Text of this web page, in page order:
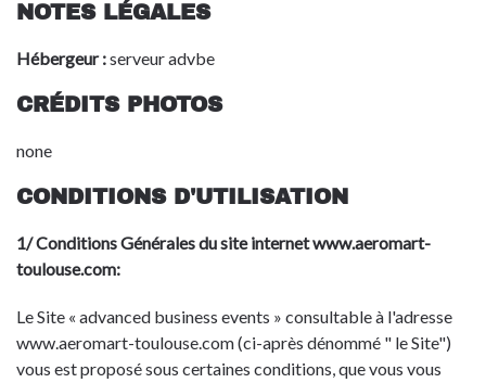
NOTES LÉGALES
Hébergeur :serveur advbe
CRÉDITS PHOTOS
none
CONDITIONS D'UTILISATION
1/ Conditions Générales du site internet www.aeromart-
toulouse.com:
Le Site « advanced business events » consultable à l'adresse
www.aeromart-toulouse.com (ci-après dénommé " le Site")
vous est proposé sous certaines conditions, que vous vous